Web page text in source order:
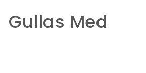
Skip to content
Gullas Med